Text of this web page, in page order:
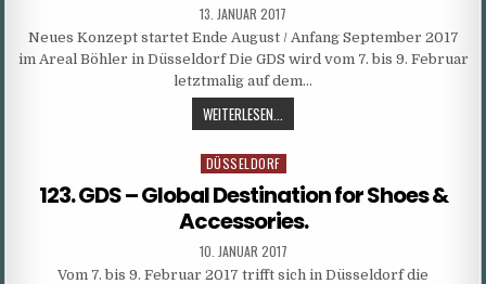
PUBLISHED
DATE:
13. JANUAR 2017
Neues Konzept startet Ende August / Anfang September 2017
im Areal Böhler in Düsseldorf Die GDS wird vom 7. bis 9. Februar
letztmalig auf dem…
WEITERLESEN...
DÜSSELDORF
ÜBERGIBT
SCHUHMODE
AN
IGEDO
COMPANY
Posted
in
DÜSSELDORF
123. GDS – Global Destination for Shoes &
Accessories.
PUBLISHED
DATE:
10. JANUAR 2017
Vom 7. bis 9. Februar 2017 trifft sich in Düsseldorf die